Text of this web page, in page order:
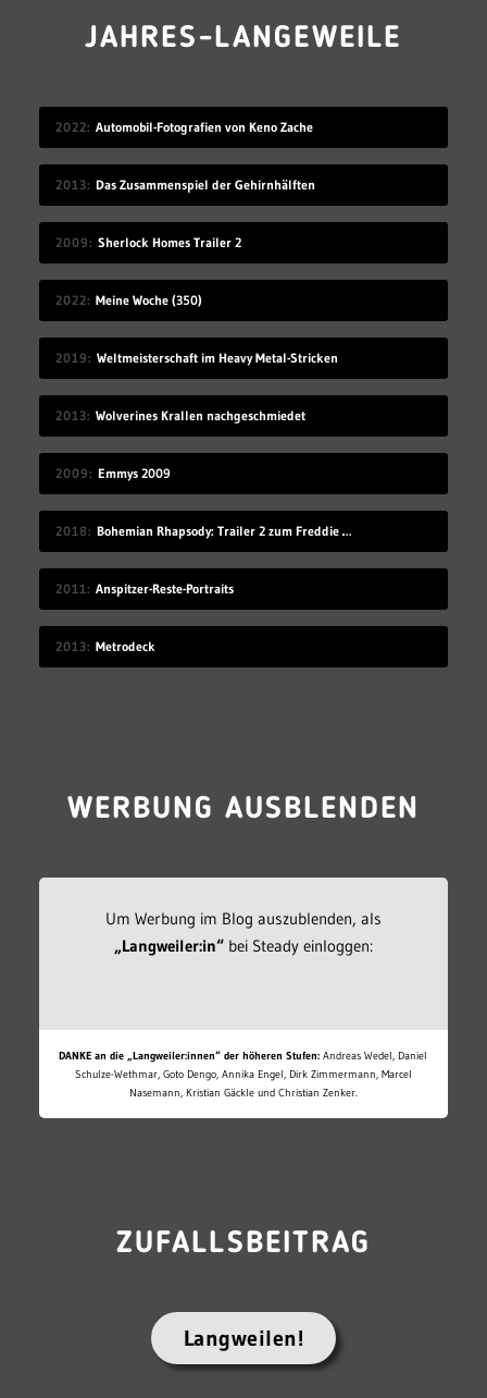
JAHRES-LANGEWEILE
2022 Automobil-Fotografien von Keno Zache
2013 Das Zusammenspiel der Gehirnhälften
2009 Sherlock Homes Trailer 2
2022 Meine Woche (350)
2019 Weltmeisterschaft im Heavy Metal-Stricken
2013 Wolverines Krallen nachgeschmiedet
2009 Emmys 2009
2018 Bohemian Rhapsody: Trailer 2 zum Freddie Mercury-Film
2011 Anspitzer-Reste-Portraits
2013 Metrodeck
WERBUNG AUSBLENDEN
Um Werbung im Blog auszublenden, als
„Langweiler:in“bei Steady einloggen:
DANKE an die „Langweiler:innen“ der höheren Stufen: Andreas Wedel, Daniel
Schulze-Wethmar, Goto Dengo, Annika Engel, Dirk Zimmermann, Marcel
Nasemann, Kristian Gäckle und Christian Zenker.
ZUFALLSBEITRAG
Langweilen!